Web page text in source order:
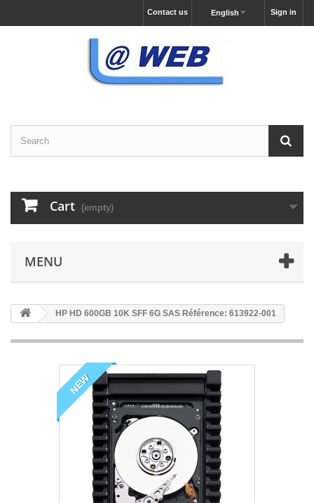
Sign in
English
Contact us
Cart (empty)
MENU
HP HD 600GB 10K SFF 6G SAS Référence: 613922-001
NEW